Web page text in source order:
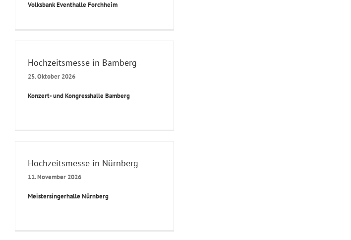
Volksbank Eventhalle Forchheim
Hochzeitsmesse in Bamberg
25. Oktober 2026
Konzert- und Kongresshalle Bamberg
Hochzeitsmesse in Nürnberg
11. November 2026
Meistersingerhalle Nürnberg